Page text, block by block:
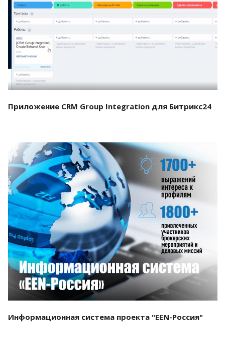
Смотреть проект
Приложение CRM Group Integration для Битрикс24
Смотреть проект
Информационная система проекта "EEN-Россия"